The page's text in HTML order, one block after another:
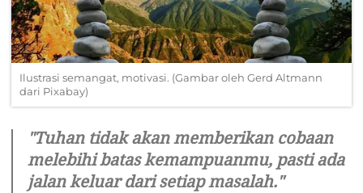
Ilustrasi semangat, motivasi. (Gambar oleh Gerd Altmann
dari Pixabay)
"Tuhan tidak akan memberikan cobaan
melebihi batas kemampuanmu, pasti ada
jalan keluar dari setiap masalah."